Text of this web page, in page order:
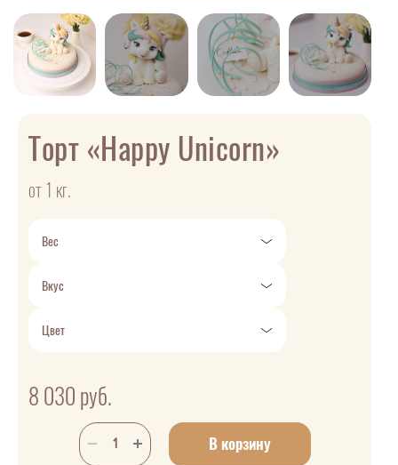
Торт «Happy Unicorn»
от 1 кг.
Вес
Вкус
Цвет
8 030 руб.
В корзину